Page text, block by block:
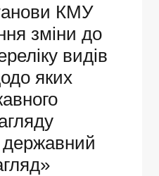
КМУ
зміни до
видів
яких